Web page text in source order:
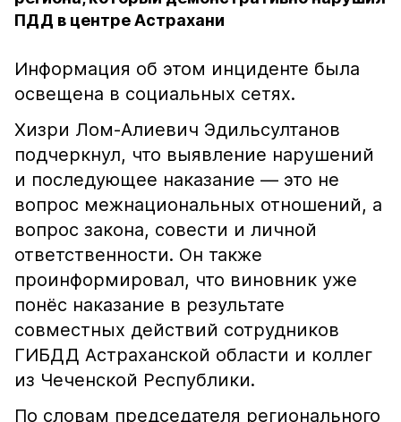
ПДД в центре Астрахани
Информация об этом инциденте была
освещена в социальных сетях.
Хизри Лом-Алиевич Эдильсултанов
подчеркнул, что выявление нарушений
и последующее наказание — это не
вопрос межнациональных отношений, а
вопрос закона, совести и личной
ответственности. Он также
проинформировал, что виновник уже
понёс наказание в результате
совместных действий сотрудников
ГИБДД Астраханской области и коллег
из Чеченской Республики.
По словам председателя регионального